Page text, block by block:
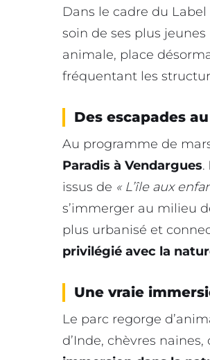
Dans le cadre du Label
soin de ses plus
animale, place
fréquentant les
Des escapades
Au programme de
Paradis à Vendargues.
issus de « L’île aux
s’immerger au milieu
plus urbanisé et
privilégié avec la
Une vraie
Le parc regorge
d’Inde, chèvres